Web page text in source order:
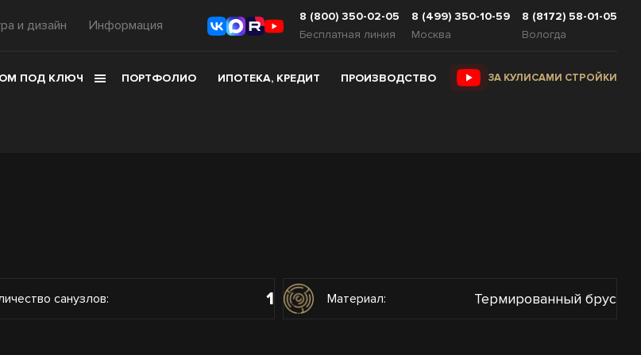
и дизайн Информация
8 (800) 350-02-05
Бесплатная линия
8 (499) 350-10-59
Москва
8 (8172) 58-01-05
Вологда
ПОД КЛЮЧ ПОРТФОЛИО ИПОТЕКА, КРЕДИТ ПРОИЗВОДСТВО ЗА КУЛИСАМИ СТРОЙКИ
санузлов: 1 Материал: Термированный брус